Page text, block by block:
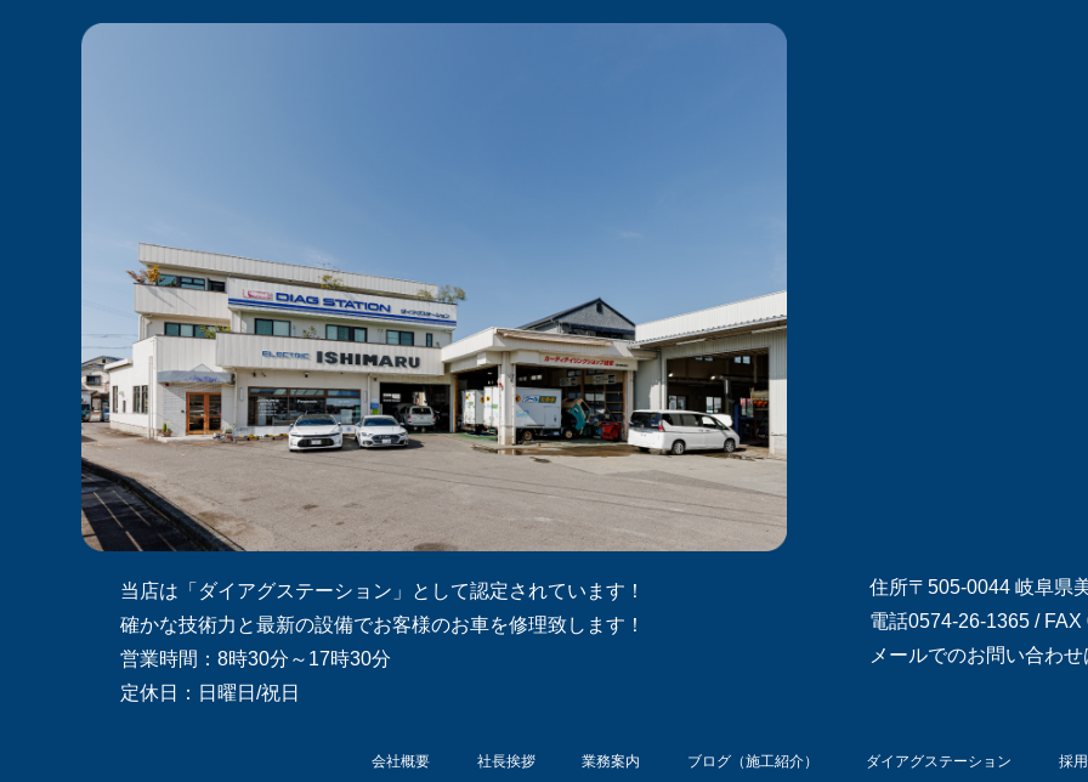
当店は「ダイアグステーション」として認定されています！
確かな技術力と最新の設備でお客様のお車を修理致します！
営業時間：8時30分～17時30分
定休日：日曜日/祝日
住所〒505-0044 岐阜県
電話0574-26-1365 /
メールでのお問い合わ
会社概要 社長挨拶 業務案内 ブログ（施工紹介） ダイアグステーション 採